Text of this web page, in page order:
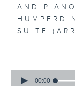
AND
SUITE
seconds
00:00